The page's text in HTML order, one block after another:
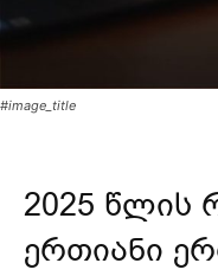
#image_title
2025 წლის
ერთიანი